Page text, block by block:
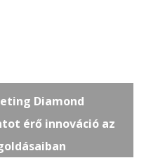
Diamond
érő innováció az